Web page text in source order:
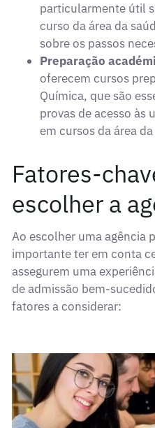
particularmente útil
curso da área da
sobre os passos
Preparação
oferecem cursos
Química, que são
provas de acesso às
em cursos da área
Fatores-
escolher a
Ao escolher uma agência
importante ter em conta
assegurem uma
de admissão bem-
fatores a considerar: